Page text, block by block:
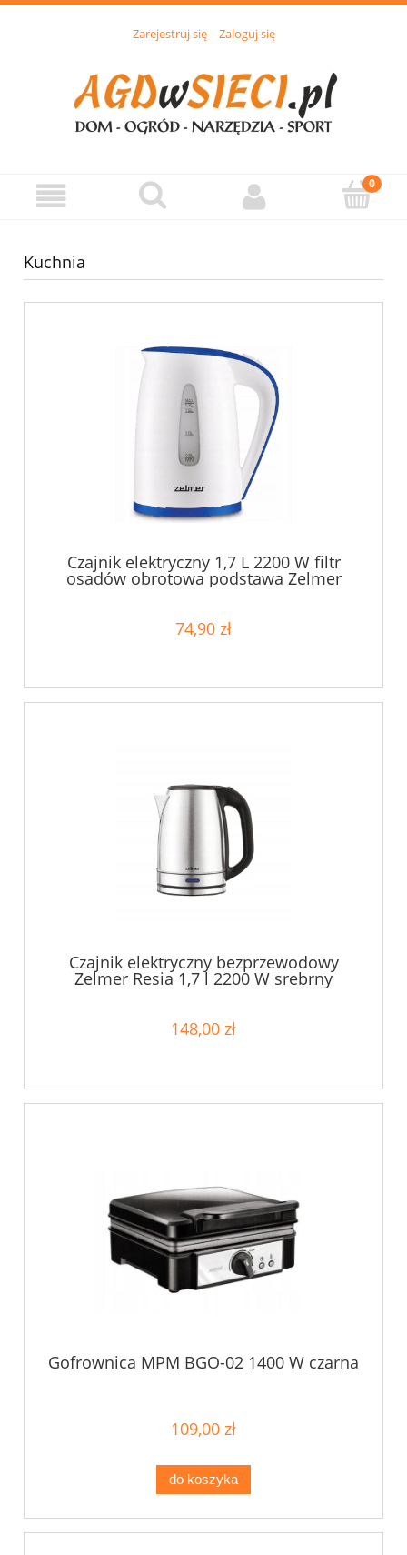
Zarejestruj się Zaloguj się
Kuchnia
Czajnik elektryczny 1,7 L 2200 W filtr
osadów obrotowa podstawa Zelmer
74,90 zł
Czajnik elektryczny bezprzewodowy
Zelmer Resia 1,7 l 2200 W srebrny
148,00 zł
Gofrownica MPM BGO-02 1400 W czarna
109,00 zł
do koszyka